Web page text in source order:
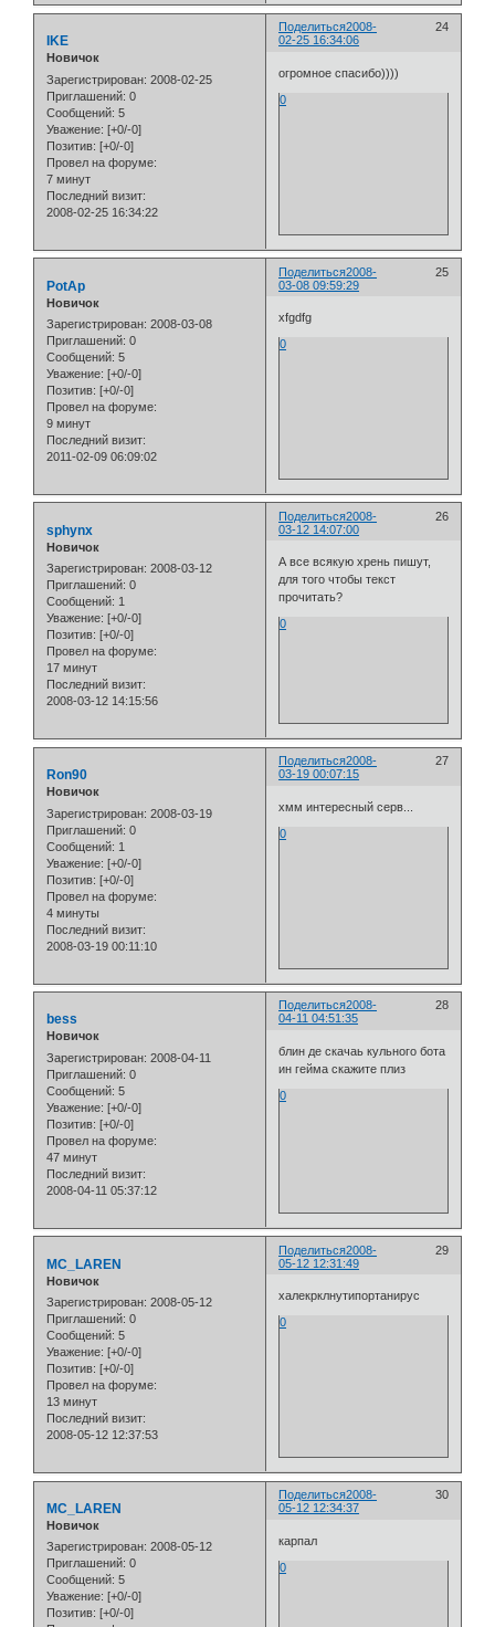
Поделиться 24
2008-
02-25 16:34:06
IKE
Новичок
Зарегистрирован: 2008-02-25
Приглашений: 0
Сообщений: 5
Уважение: [+0/-0]
Позитив: [+0/-0]
Провел на форуме:
7 минут
Последний визит:
2008-02-25 16:34:22
огромное спасибо))))
0
Поделиться 25
2008-
03-08 09:59:29
PotAp
Новичок
Зарегистрирован: 2008-03-08
Приглашений: 0
Сообщений: 5
Уважение: [+0/-0]
Позитив: [+0/-0]
Провел на форуме:
9 минут
Последний визит:
2011-02-09 06:09:02
xfgdfg
0
Поделиться 26
2008-
03-12 14:07:00
sphynx
Новичок
Зарегистрирован: 2008-03-12
Приглашений: 0
Сообщений: 1
Уважение: [+0/-0]
Позитив: [+0/-0]
Провел на форуме:
17 минут
Последний визит:
2008-03-12 14:15:56
А все всякую хрень пишут,
для того чтобы текст
прочитать?
0
Поделиться 27
2008-
03-19 00:07:15
Ron90
Новичок
Зарегистрирован: 2008-03-19
Приглашений: 0
Сообщений: 1
Уважение: [+0/-0]
Позитив: [+0/-0]
Провел на форуме:
4 минуты
Последний визит:
2008-03-19 00:11:10
хмм интересный серв...
0
Поделиться 28
2008-
04-11 04:51:35
bess
Новичок
Зарегистрирован: 2008-04-11
Приглашений: 0
Сообщений: 5
Уважение: [+0/-0]
Позитив: [+0/-0]
Провел на форуме:
47 минут
Последний визит:
2008-04-11 05:37:12
блин де скачаь кульного бота
ин гейма скажите плиз
0
Поделиться 29
2008-
05-12 12:31:49
MC_LAREN
Новичок
Зарегистрирован: 2008-05-12
Приглашений: 0
Сообщений: 5
Уважение: [+0/-0]
Позитив: [+0/-0]
Провел на форуме:
13 минут
Последний визит:
2008-05-12 12:37:53
халекрклнутипортанирус
0
Поделиться 30
2008-
05-12 12:34:37
MC_LAREN
Новичок
Зарегистрирован: 2008-05-12
Приглашений: 0
Сообщений: 5
Уважение: [+0/-0]
Позитив: [+0/-0]
карпал
0